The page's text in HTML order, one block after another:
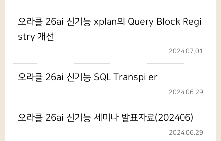
오라클 26ai 신기능 xplan의 Query Block Regi
stry 개선
2024.07.01
오라클 26ai 신기능 SQL Transpiler
2024.06.29
오라클 26ai 신기능 세미나 발표자료(202406)
2024.06.29